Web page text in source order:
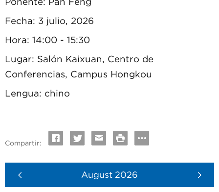
Fecha: 3 julio, 2026
Hora: 14:00 - 15:30
Lugar: Salón Kaixuan, Centro de
Conferencias, Campus Hongkou
Lengua: chino
Compartir:
August 2026